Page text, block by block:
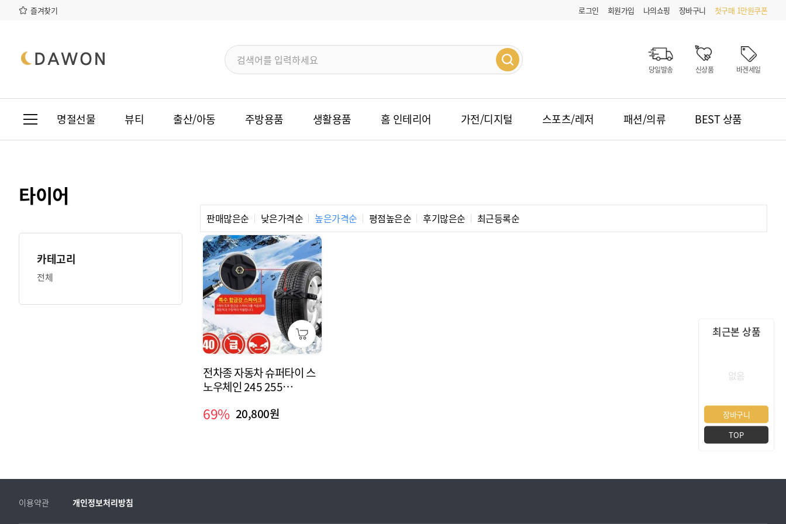
본문 바로가기
메인메뉴 바로가기
즐겨찾기 로그인 회원가입 나의쇼핑 장바구니 첫구매 1만원쿠폰
당일발송 신상품 바겐세일
명절선물 뷰티 출산/아동 주방용품 생활용품 홈 인테리어 가전/디지털 스포츠/레저 패션/의류 BEST 상품
타이어
카테고리
전체
판매많은순 낮은가격순 높은가격순 평점높은순 후기많은순 최근등록순
전차종 자동차 슈퍼타이 스
노우체인 245 255
69% 20,800원
최근본 상품
없음
장바구니
TOP
이용약관 개인정보처리방침